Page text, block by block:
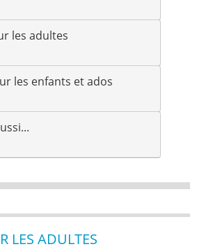
les adultes
les enfants et ados
LES ADULTES